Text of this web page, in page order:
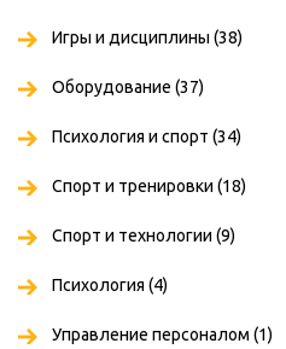
Игры и дисциплины (38)
Оборудование (37)
Психология и спорт (34)
Спорт и тренировки (18)
Спорт и технологии (9)
Психология (4)
Управление персоналом (1)